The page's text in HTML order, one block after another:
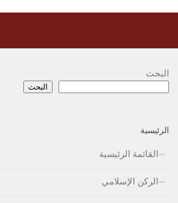
البحث
البحث
الرئيسية
القائمة الرئيسية
الركن الإسلامي